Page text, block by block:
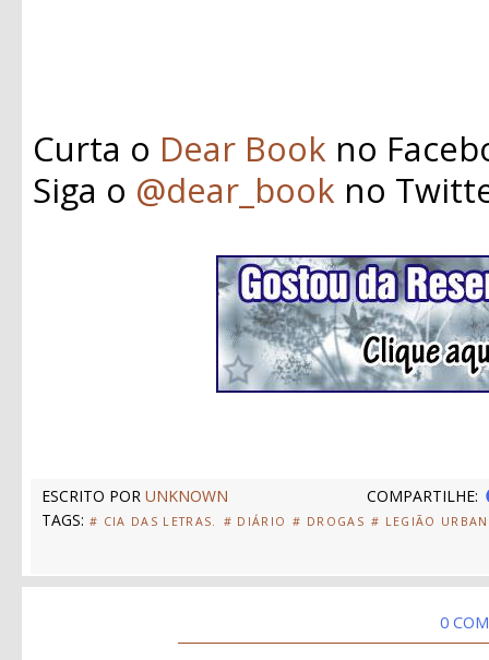
Curta o Dear Book no
Siga o @dear_book no
ESCRITO POR UNKNOWN
COMPARTILHE:
TAGS: # CIA DAS LETRAS. # DIÁRIO # DROGAS # LEGIÃO
0